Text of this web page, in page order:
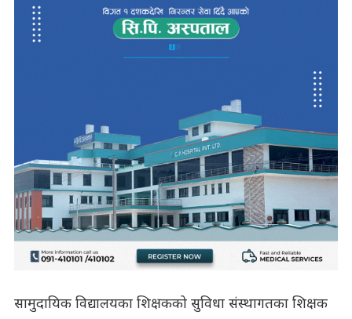
सामुदायिक विद्यालयका शिक्षकको सुविधा संस्थागतका शिक्षक